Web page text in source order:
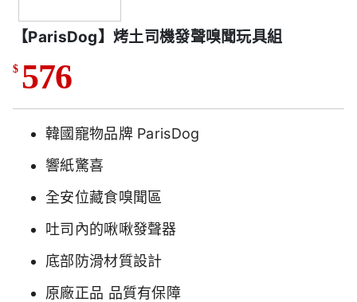
【ParisDog】烤土司機發聲嗅聞玩具組
$ 576
韓國寵物品牌 ParisDog
響紙驚喜
全安位藏食嗅聞區
吐司內的啾啾發聲器
底部防滑材質設計
原廠正品 品質有保障